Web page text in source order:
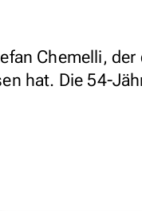
Chemelli,
hat. Die 54-